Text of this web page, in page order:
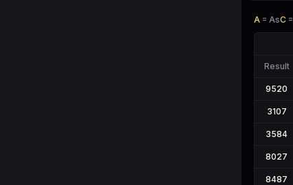
A = AsC =
Result
9520
3107
3584
8027
8487